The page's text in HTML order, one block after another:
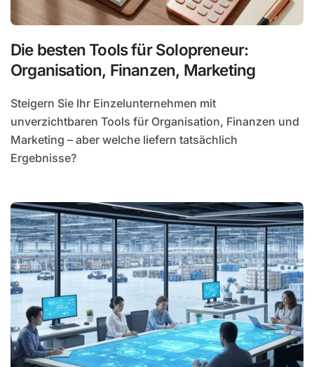
Die besten Tools für Solopreneur:
Organisation, Finanzen, Marketing
Steigern Sie Ihr Einzelunternehmen mit
unverzichtbaren Tools für Organisation, Finanzen und
Marketing – aber welche liefern tatsächlich
Ergebnisse?